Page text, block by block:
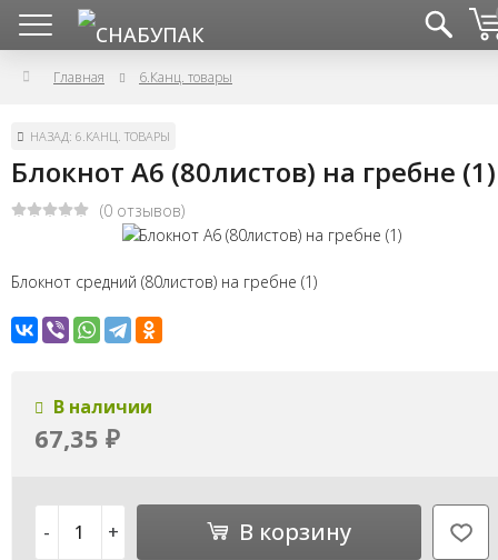
Главная 6.Канц. товары
НАЗАД: 6.КАНЦ. ТОВАРЫ
Блокнот А6 (80листов) на гребне (1)
(0 отзывов)
Блокнот средний (80листов) на гребне (1)
В наличии
67,35 ₽
- + В корзину